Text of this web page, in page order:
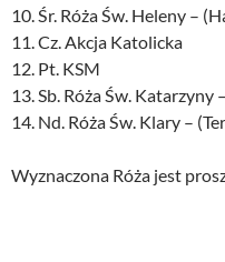
10. Śr. Róża Św. Heleny –
11. Cz. Akcja Katolicka
12. Pt. KSM
13. Sb. Róża Św. Katarzyny
14. Nd. Róża Św. Klary –
Wyznaczona Róża jest